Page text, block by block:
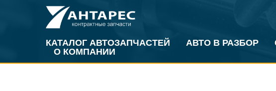
КАТАЛОГ АВТОЗАПЧАСТЕЙ АВТО В РАЗБОР
О КОМПАНИИ